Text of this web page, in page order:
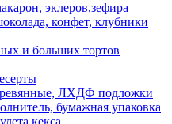
эклеров,зефира
конфет, клубники
и больших тортов
ЛХДФ подложки
бумажная упаковка